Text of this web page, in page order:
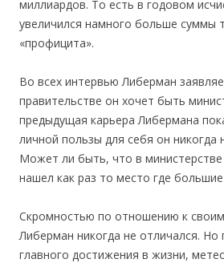
миллиардов. То есть в годовом
увеличился намного больше суммы
«профицита».
Во всех интервью Либерман
правительстве он хочет быть
предыдущая карьера Либермана
личной пользы для себя он никогда
Может ли быть, что в
нашел как раз то место где
Скромностью по отношению к
Либерман никогда не отличался. Но
главного достижения в жизни,